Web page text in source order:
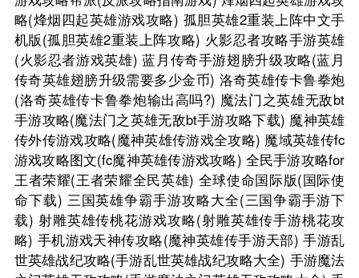
略(烽烟四起英雄游戏攻略) 孤胆英雄2重装上阵中文手
机版(孤胆英雄2重装上阵攻略) 火影忍者攻略手游英雄
(火影忍者游戏英雄) 蓝月传奇手游翅膀升级攻略(蓝月
传奇英雄翅膀升级需要多少金币) 洛奇英雄传卡鲁拳炮
(洛奇英雄传卡鲁拳炮输出高吗?) 魔法门之英雄无敌bt
手游攻略(魔法门之英雄无敌bt手游攻略下载) 魔神英雄
传外传游戏攻略(魔神英雄传游戏全攻略) 魔域英雄传fc
游戏攻略图文(fc魔神英雄传游戏攻略) 全民手游攻略for
王者荣耀(王者荣耀全民英雄) 全球使命国际版(国际使
命下载) 三国英雄争霸手游攻略大全(三国争霸手游下
载) 射雕英雄传桃花游戏攻略(射雕英雄传手游桃花攻
略) 手机游戏天神传攻略(魔神英雄传手游天部) 手游乱
世英雄战纪攻略(手游乱世英雄战纪攻略大全) 手游魔法